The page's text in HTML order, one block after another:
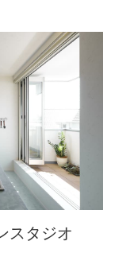
スタジオ